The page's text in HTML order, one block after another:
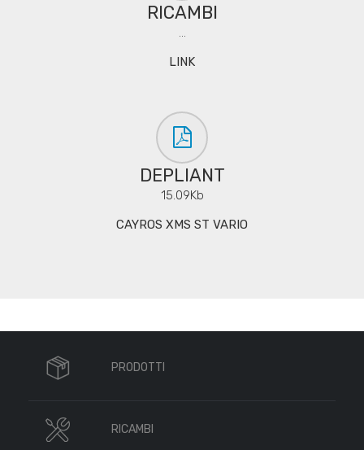
RICAMBI
...
LINK
DEPLIANT
15.09Kb
CAYROS XMS ST VARIO
PRODOTTI
RICAMBI